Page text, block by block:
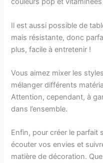
Il est aussi possible de
mais résistante, donc
plus, facile à entretenir !
Vous aimez mixer les
mélanger différents
Attention, cependant, à
dans l’ensemble.
Enfin, pour créer le parfait
écouter vos envies et
matière de décoration.